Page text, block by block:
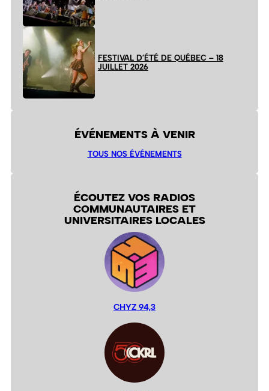
FESTIVAL D’ÉTÉ DE QUÉBEC – 18
JUILLET 2026
ÉVÉNEMENTS À VENIR
TOUS NOS ÉVÉNEMENTS
ÉCOUTEZ VOS RADIOS
COMMUNAUTAIRES ET
UNIVERSITAIRES LOCALES
CHYZ 94,3